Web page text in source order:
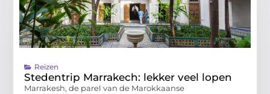
Reizen
Stedentrip Marrakech: lekker veel lopen
Marrakesh, de parel van de Marokkaanse